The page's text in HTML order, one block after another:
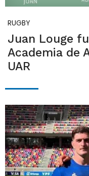
RUGBY
Juan Louge
Academia de
UAR